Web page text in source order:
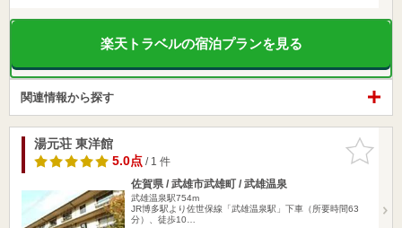
楽天トラベルの宿泊プランを見る
関連情報から探す
お気に入
りに追加
湯元荘 東洋館
5.0点/ 1 件
佐賀県 / 武雄市武雄町 / 武雄温泉
武雄温泉駅754m
JR博多駅より佐世保線「武雄温泉駅」下車（所要時間63
分）、徒歩10…